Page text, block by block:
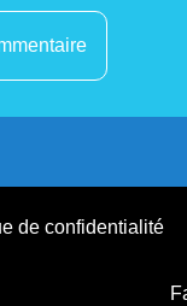
de confidentialité